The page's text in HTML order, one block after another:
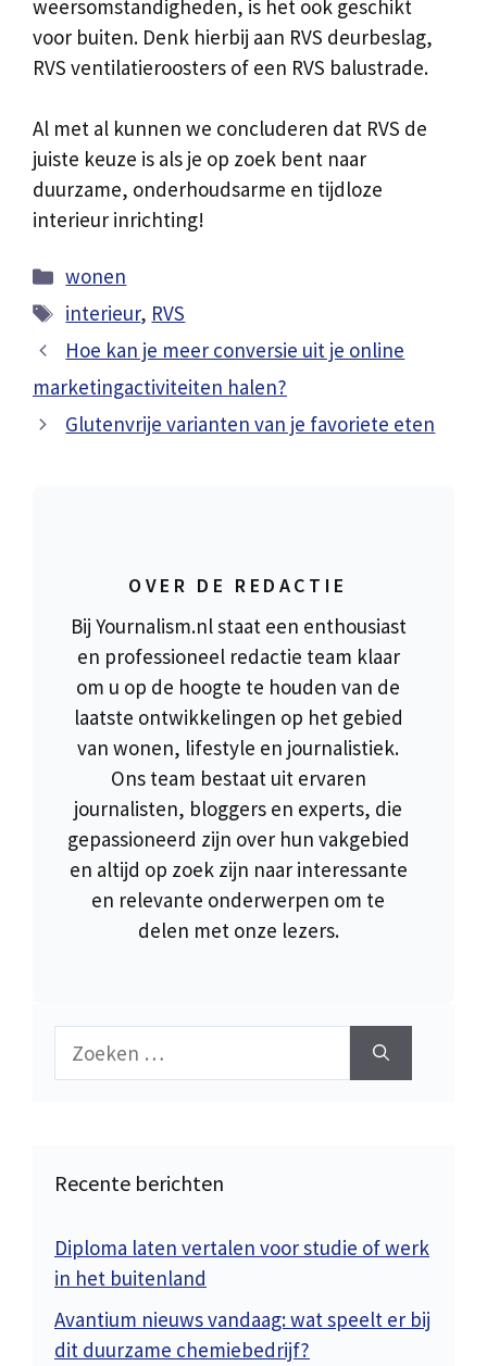
weersomstandigheden, is het ook geschikt
voor buiten. Denk hierbij aan RVS deurbeslag,
RVS ventilatieroosters of een RVS balustrade.
Al met al kunnen we concluderen dat RVS de
juiste keuze is als je op zoek bent naar
duurzame, onderhoudsarme en tijdloze
interieur inrichting!
Categorieën
wonen
Tags
interieur, RVS
Hoe kan je meer conversie uit je online
marketingactiviteiten halen?
Glutenvrije varianten van je favoriete eten
OVER DE REDACTIE
Bij Yournalism.nl staat een enthousiast
en professioneel redactie team klaar
om u op de hoogte te houden van de
laatste ontwikkelingen op het gebied
van wonen, lifestyle en journalistiek.
Ons team bestaat uit ervaren
journalisten, bloggers en experts, die
gepassioneerd zijn over hun vakgebied
en altijd op zoek zijn naar interessante
en relevante onderwerpen om te
delen met onze lezers.
Zoek
Recente berichten
Diploma laten vertalen voor studie of werk
in het buitenland
Avantium nieuws vandaag: wat speelt er bij
dit duurzame chemiebedrijf?